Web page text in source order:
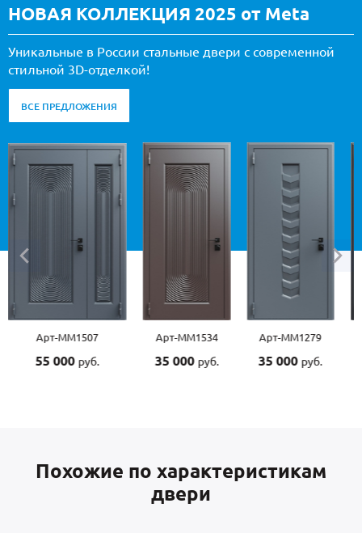
НОВАЯ КОЛЛЕКЦИЯ 2025 от Meta
Уникальные в России стальные двери с современной
стильной 3D-отделкой!
ВСЕ ПРЕДЛОЖЕНИЯ
Арт-ММ1507
55 000 руб.
Арт-ММ1534
35 000 руб.
Арт-ММ1279
35 000 руб.
Похожие по характеристикам
двери